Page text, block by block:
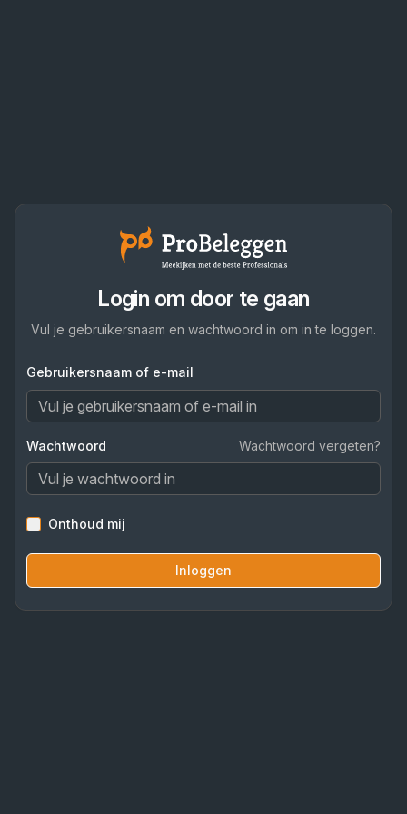
Login om door te gaan
Vul je gebruikersnaam en wachtwoord in om in te loggen.
Gebruikersnaam of e-mail
Wachtwoord Wachtwoord vergeten?
Onthoud mij
Inloggen